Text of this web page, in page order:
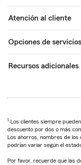
Atención al cliente
Opciones de
Recursos adicionales
1 Los clientes siempre
descuento por dos o más
Los ahorros, nombres de los
podrían variar según el
Por favor, recuerde que las